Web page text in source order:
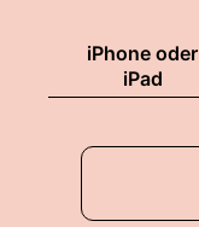
iPhone oder
iPad